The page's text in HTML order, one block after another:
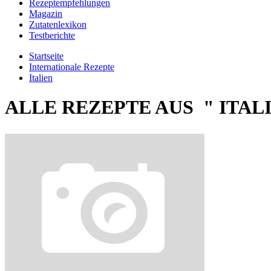
Rezeptempfehlungen
Magazin
Zutatenlexikon
Testberichte
Startseite
Internationale Rezepte
Italien
ALLE REZEPTE AUS "